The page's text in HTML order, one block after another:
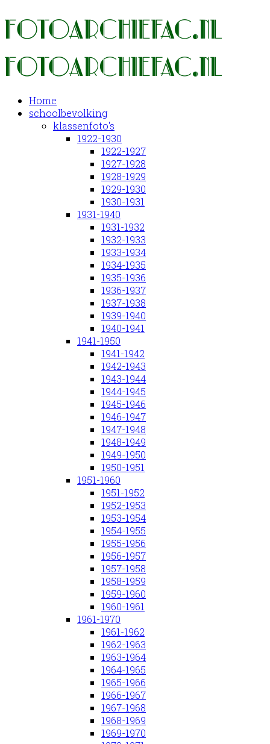
Home
schoolbevolking
klassenfoto's
1922-1930
1922-1927
1927-1928
1928-1929
1929-1930
1930-1931
1931-1940
1931-1932
1932-1933
1933-1934
1934-1935
1935-1936
1936-1937
1937-1938
1939-1940
1940-1941
1941-1950
1941-1942
1942-1943
1943-1944
1944-1945
1945-1946
1946-1947
1947-1948
1948-1949
1949-1950
1950-1951
1951-1960
1951-1952
1952-1953
1953-1954
1954-1955
1955-1956
1956-1957
1957-1958
1958-1959
1959-1960
1960-1961
1961-1970
1961-1962
1962-1963
1963-1964
1964-1965
1965-1966
1966-1967
1967-1968
1968-1969
1969-1970